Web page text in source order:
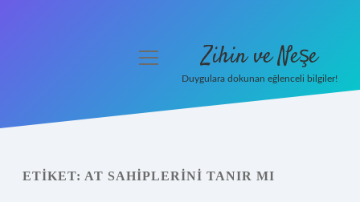
Yasal Uyarı
menüyü
Zihin ve Neşe
Duygulara dokunan eğlenceli bilgiler!
ETIKET: AT SAHIPLERINI TANIR MI